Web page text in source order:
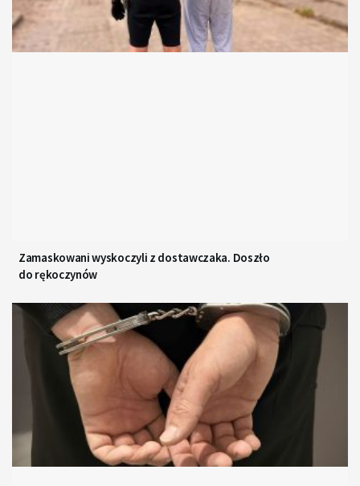
Zamaskowani wyskoczyli z dostawczaka. Doszło
do rękoczynów